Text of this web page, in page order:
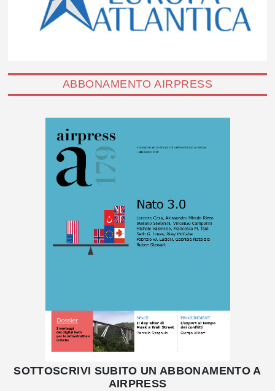
ABBONAMENTO AIRPRESS
SOTTOSCRIVI SUBITO UN ABBONAMENTO A
AIRPRESS